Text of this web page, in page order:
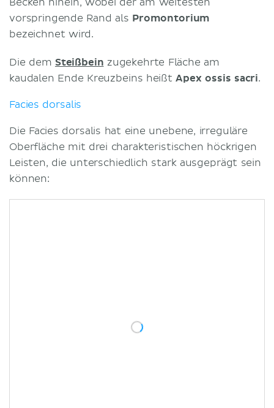
vorspringende Rand als Promontorium
bezeichnet wird.
Die dem Steißbein zugekehrte Fläche am
kaudalen Ende Kreuzbeins heißtApex ossis sacri.
Facies dorsalis
Die Facies dorsalis hat eine unebene, irreguläre
Oberfläche mit drei charakteristischen höckrigen
Leisten, die unterschiedlich stark ausgeprägt sein
können: